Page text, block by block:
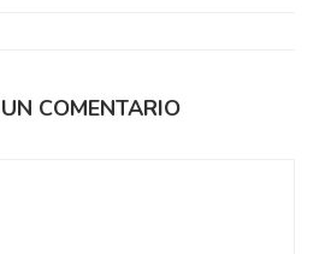
COMENTARIO